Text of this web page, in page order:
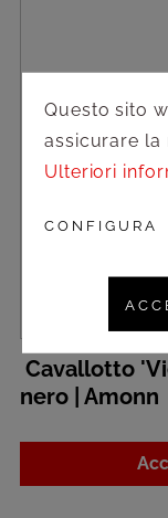
Cavallotto
nero | Amonn
Questo sito
assicurare la
Ulteriori
CONFIGURA